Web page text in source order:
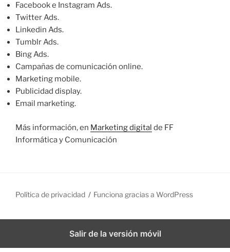
Facebook e Instagram Ads.
Twitter Ads.
Linkedin Ads.
Tumblr Ads.
Bing Ads.
Campañas de comunicación online.
Marketing mobile.
Publicidad display.
Email marketing.
Más información, en Marketing digital de FF
Informática y Comunicación
Política de privacidad Funciona gracias a WordPress
Salir de la versión móvil